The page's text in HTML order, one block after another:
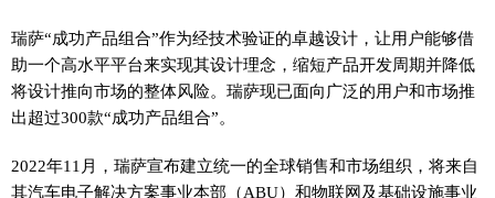
瑞萨“成功产品组合”作为经技术验证的卓越设计，让用户能够借
助一个高水平平台来实现其设计理念，缩短产品开发周期并降低
将设计推向市场的整体风险。瑞萨现已面向广泛的用户和市场推
出超过300款“成功产品组合”。
2022年11月，瑞萨宣布建立统一的全球销售和市场组织，将来自
其汽车电子解决方案事业本部（ABU）和物联网及基础设施事业